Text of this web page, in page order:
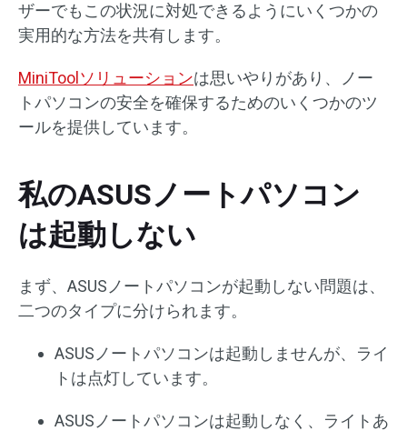
ザーでもこの状況に対処できるようにいくつかの
実用的な方法を共有します。
MiniToolソリューションは思いやりがあり、ノー
トパソコンの安全を確保するためのいくつかのツ
ールを提供しています。
私のASUSノートパソコン
は起動しない
まず、ASUSノートパソコンが起動しない問題は、
二つのタイプに分けられます。
ASUSノートパソコンは起動しませんが、ライ
トは点灯しています。
ASUSノートパソコンは起動しなく、ライトあ